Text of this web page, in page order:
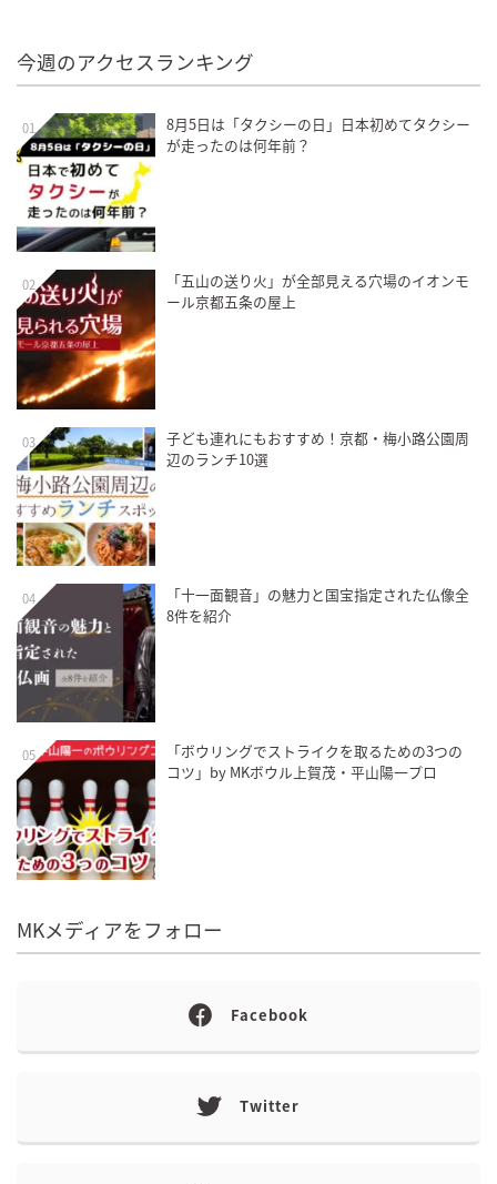
今週のアクセスランキング
01
8月5日は「タクシーの日」日本初めてタクシー
が走ったのは何年前？
02
「五山の送り火」が全部見える穴場のイオンモ
ール京都五条の屋上
03
子ども連れにもおすすめ！京都・梅小路公園周
辺のランチ10選
04
「十一面観音」の魅力と国宝指定された仏像全
8件を紹介
05
「ボウリングでストライクを取るための3つの
コツ」by MKボウル上賀茂・平山陽一プロ
MKメディアをフォロー
Facebook
Twitter